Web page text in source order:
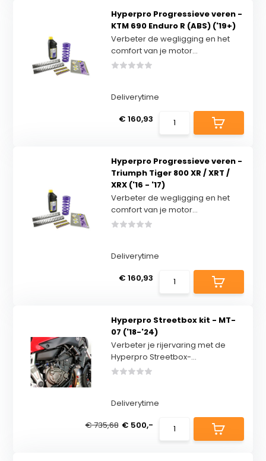
Hyperpro Progressieve veren -
KTM 690 Enduro R (ABS) ('19+)
Verbeter de wegligging en het
comfort van je motor...
Deliverytime
€ 160,93
Hyperpro Progressieve veren -
Triumph Tiger 800 XR / XRT /
XRX ('16 - '17)
Verbeter de wegligging en het
comfort van je motor...
Deliverytime
€ 160,93
Hyperpro Streetbox kit - MT-
07 ('18-'24)
Verbeter je rijervaring met de
Hyperpro Streetbox-...
Deliverytime
€ 735,68 € 500,-